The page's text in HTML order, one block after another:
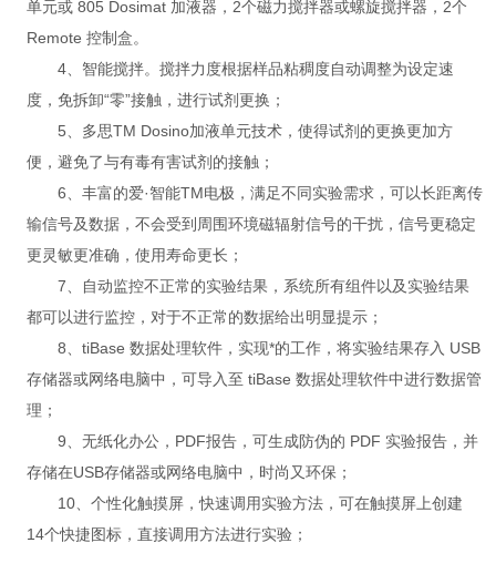
单元或 805 Dosimat 加液器，2个磁力搅拌器或螺旋搅拌器，2个
Remote 控制盒。
4、智能搅拌。搅拌力度根据样品粘稠度自动调整为设定速
度，免拆卸“零”接触，进行试剂更换；
5、多思TM Dosino加液单元技术，使得试剂的更换更加方
便，避免了与有毒有害试剂的接触；
6、丰富的爱·智能TM电极，满足不同实验需求，可以长距离传
输信号及数据，不会受到周围环境磁辐射信号的干扰，信号更稳定
更灵敏更准确，使用寿命更长；
7、自动监控不正常的实验结果，系统所有组件以及实验结果
都可以进行监控，对于不正常的数据给出明显提示；
8、tiBase 数据处理软件，实现*的工作，将实验结果存入 USB
存储器或网络电脑中，可导入至 tiBase 数据处理软件中进行数据管
理；
9、无纸化办公，PDF报告，可生成防伪的 PDF 实验报告，并
存储在USB存储器或网络电脑中，时尚又环保；
10、个性化触摸屏，快速调用实验方法，可在触摸屏上创建
14个快捷图标，直接调用方法进行实验；